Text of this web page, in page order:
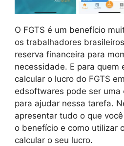
O FGTS é um benefício
os trabalhadores
reserva financeira para
necessidade. E para quem
calcular o lucro do FGTS
edsoftwares pode ser uma
para ajudar nessa tarefa.
apresentar tudo o que
o benefício e como utilizar
calcular o seu lucro.